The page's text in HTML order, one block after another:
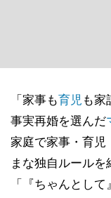
「家事も育児 も家
事実再婚を選んだ
家庭で家事・育
まな独自ルール
「『ちゃんとし